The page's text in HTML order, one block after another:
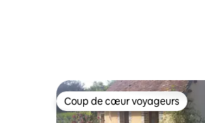
Coup de cœur voyageurs
Coup de cœur voyageurs